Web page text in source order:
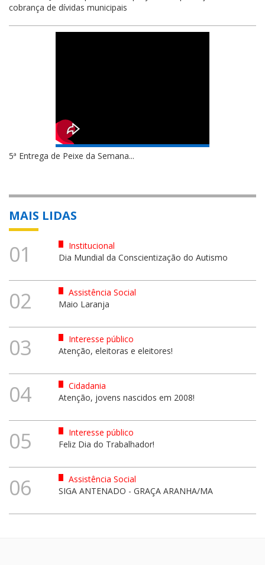
cobrança de dívidas municipais
5ª Entrega de Peixe da Semana...
MAIS LIDAS
01
Institucional
Dia Mundial da Conscientização do Autismo
02
Assistência Social
Maio Laranja
03
Interesse público
Atenção, eleitoras e eleitores!
04
Cidadania
Atenção, jovens nascidos em 2008!
05
Interesse público
Feliz Dia do Trabalhador!
06
Assistência Social
SIGA ANTENADO - GRAÇA ARANHA/MA